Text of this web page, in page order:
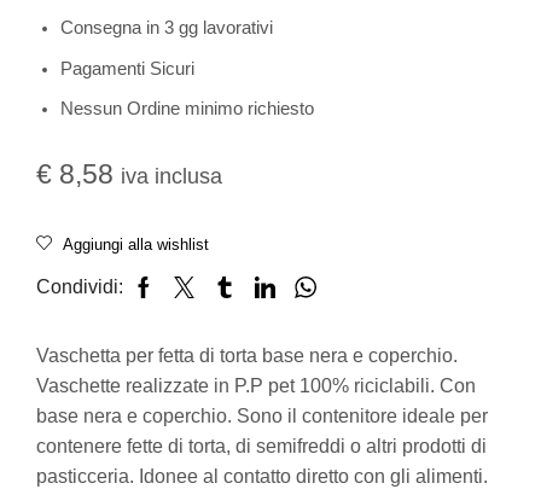
Consegna in 3 gg lavorativi
Pagamenti Sicuri
Nessun Ordine minimo richiesto
€ 8,58 iva inclusa
Aggiungi alla wishlist
Condividi:
Vaschetta per fetta di torta base nera e coperchio.
Vaschette realizzate in P.P pet 100% riciclabili. Con
base nera e coperchio. Sono il contenitore ideale per
contenere fette di torta, di semifreddi o altri prodotti di
pasticceria. Idonee al contatto diretto con gli alimenti.